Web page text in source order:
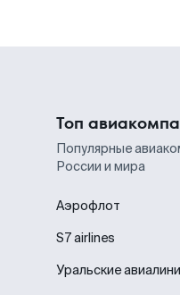
Топ
Популярные
России и мира
Аэрофлот
S7 airlines
Уральские